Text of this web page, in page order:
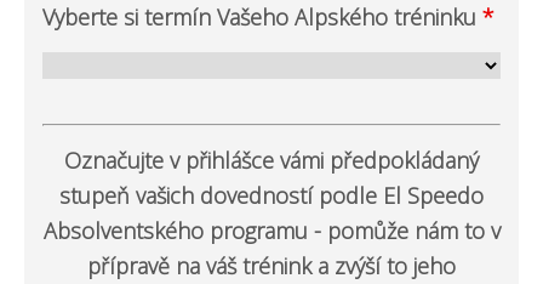
Vyberte si termín Vašeho Alpského tréninku *
Označujte v přihlášce vámi předpokládaný
stupeň vašich dovedností podle El Speedo
Absolventského programu - pomůže nám to v
přípravě na váš trénink a zvýší to jeho